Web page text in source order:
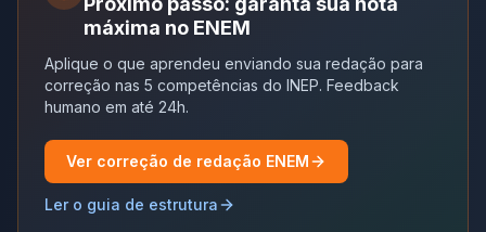
máxima no ENEM
Aplique o que aprendeu enviando sua redação para
correção nas 5 competências do INEP. Feedback
humano em até 24h.
Ver correção de redação ENEM
Ler o guia de estrutura